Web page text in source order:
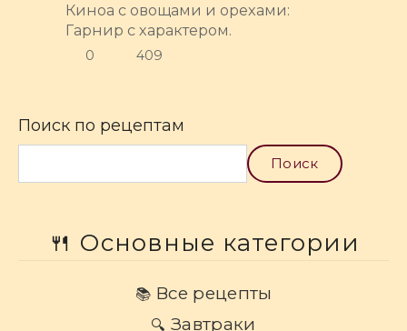
Киноа с овощами и орехами:
Гарнир с характером.
0 409
Поиск по рецептам
Поиск
🍴 Основные категории
📚Все рецепты
🔍 Завтраки